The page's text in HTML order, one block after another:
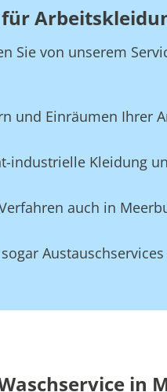
Sie von unserem
und Einräumen Ihrer
industrielle Kleidung
auch in
in